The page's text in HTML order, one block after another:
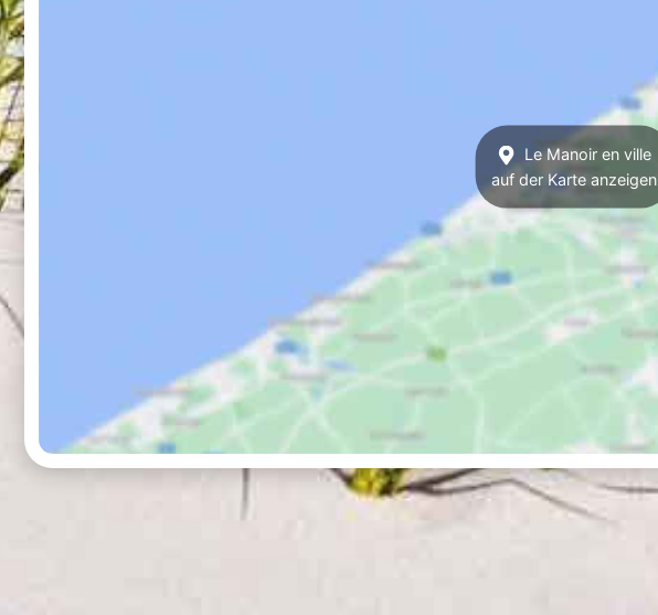
Le Manoir en ville
auf der Karte anzeigen